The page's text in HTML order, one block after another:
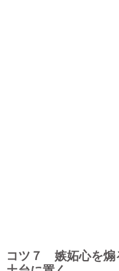
コツ７ 嫉妬心を煽